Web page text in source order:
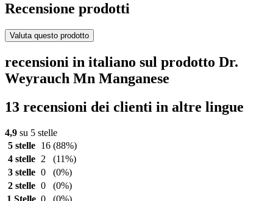
Recensione prodotti
Valuta questo prodotto
recensioni in italiano sul prodotto Dr.
Weyrauch Mn Manganese
13 recensioni dei clienti in altre lingue
4,9 su 5 stelle
5 stelle
16 (88%)
4 stelle
2
(11%)
3 stelle 0
(0%)
2 stelle 0
(0%)
1 Stelle 0 (0%)